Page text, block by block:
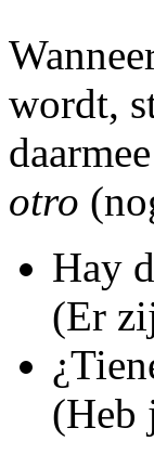
wordt,
otro
Hay
(Er
(Heb